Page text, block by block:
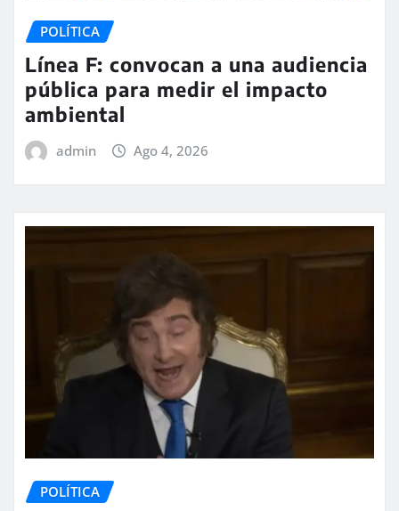
POLÍTICA
Línea F: convocan a una audiencia
pública para medir el impacto
ambiental
admin Ago 4, 2026
POLÍTICA